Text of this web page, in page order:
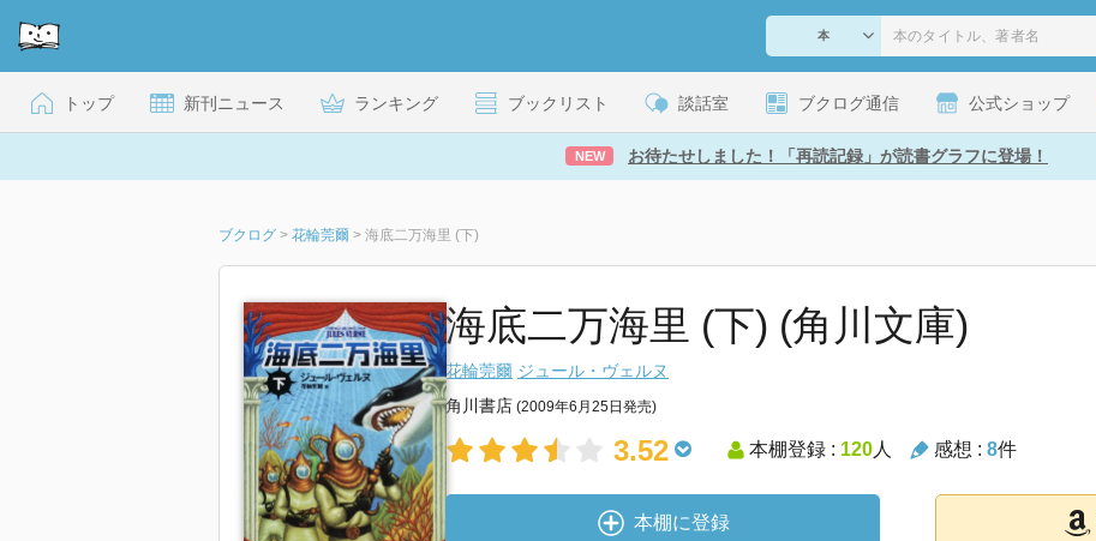
トップ 新刊ニュース ランキング ブックリスト 談話室 ブクログ通信 公式ショップ
NEW お待たせしました！「再読記録」が読書グラフに登場！
ブクログ > 花輪莞爾 > 海底二万海里 (下)
海底二万海里 (下) (角川文庫)
花輪莞爾 ジュール・ヴェルヌ
角川書店 (2009年6月25日発売)
3.52 本棚登録 : 120人 感想 : 8件
本棚に登録